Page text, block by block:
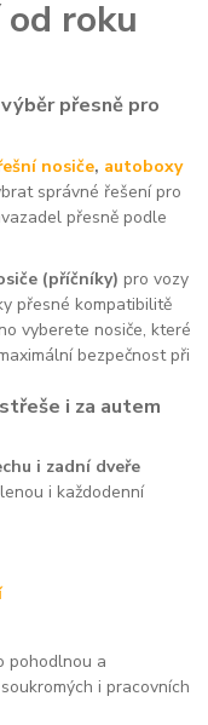
roku
přesně pro
nosiče, autoboxy
správné řešení pro
přesně podle
(příčníky) pro vozy
přesné kompatibilitě
vyberete nosiče, které
bezpečnost při
i za autem
i zadní dveře
i každodenní
pohodlnou a
i pracovních